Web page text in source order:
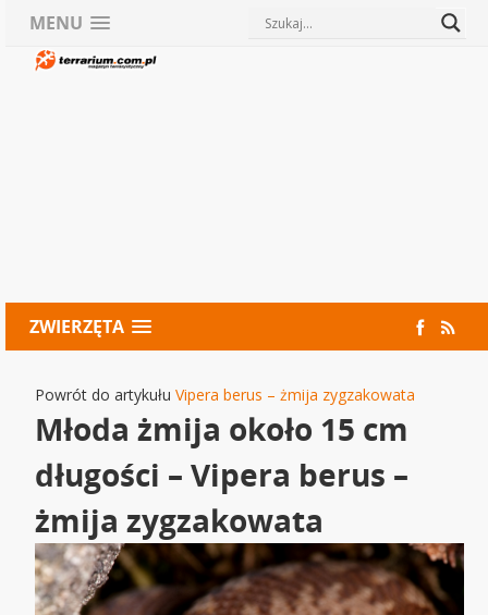
MENU
ZWIERZĘTA
Powrót do artykułuVipera berus – żmija zygzakowata
Młoda żmija około 15 cm
długości – Vipera berus –
żmija zygzakowata